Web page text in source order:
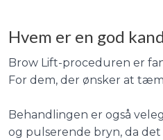
Hvem er en god
Brow Lift-proceduren er
For dem, der ønsker at
Behandlingen er også
og pulserende bryn, da